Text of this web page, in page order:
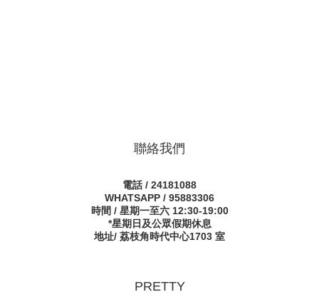
聯絡我們
電話 / 24181088
WHATSAPP / 95883306
時間 / 星期一至六 12:30-19:00
*星期日及公眾假期休息
地址/ 荔枝角時代中心1703 室
PRETTY